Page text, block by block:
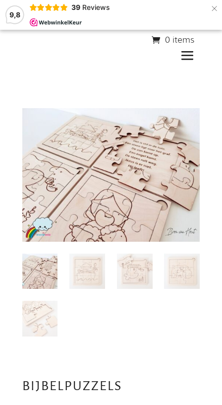
9,8
39 Reviews ×
0 items
BIJBELPUZZELS